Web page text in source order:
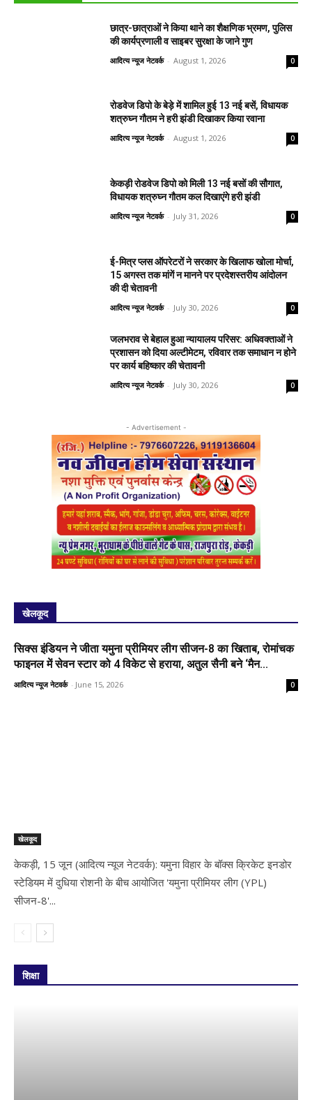
छात्र-छात्राओं ने किया थाने का शैक्षणिक भ्रमण, पुलिस
की कार्यप्रणाली व साइबर सुरक्षा के जाने गुण
आदित्य न्यूज नेटवर्क - August 1, 2026 0
रोडवेज डिपो के बेड़े में शामिल हुई 13 नई बसें, विधायक
शत्रुघ्न गौतम ने हरी झंडी दिखाकर किया रवाना
आदित्य न्यूज नेटवर्क - August 1, 2026 0
केकड़ी रोडवेज डिपो को मिली 13 नई बसों की सौगात,
विधायक शत्रुघ्न गौतम कल दिखाएंगे हरी झंडी
आदित्य न्यूज नेटवर्क - July 31, 2026 0
ई-मित्र प्लस ऑपरेटरों ने सरकार के खिलाफ खोला मोर्चा,
15 अगस्त तक मांगें न मानने पर प्रदेशस्तरीय आंदोलन
की दी चेतावनी
आदित्य न्यूज नेटवर्क - July 30, 2026 0
जलभराव से बेहाल हुआ न्यायालय परिसर: अधिवक्ताओं ने
प्रशासन को दिया अल्टीमेटम, रविवार तक समाधान न होने
पर कार्य बहिष्कार की चेतावनी
आदित्य न्यूज नेटवर्क - July 30, 2026 0
- Advertisement -
खेलकूद
सिक्स इंडियन ने जीता यमुना प्रीमियर लीग सीजन-8 का खिताब, रोमांचक
फाइनल में सेवन स्टार को 4 विकेट से हराया, अतुल सैनी बने ‘मैन...
आदित्य न्यूज नेटवर्क - June 15, 2026 0
खेलकूद
केकड़ी, 15 जून (आदित्य न्यूज नेटवर्क): यमुना विहार के बॉक्स क्रिकेट इनडोर
स्टेडियम में दुधिया रोशनी के बीच आयोजित 'यमुना प्रीमियर लीग (YPL)
सीजन-8'...
शिक्षा